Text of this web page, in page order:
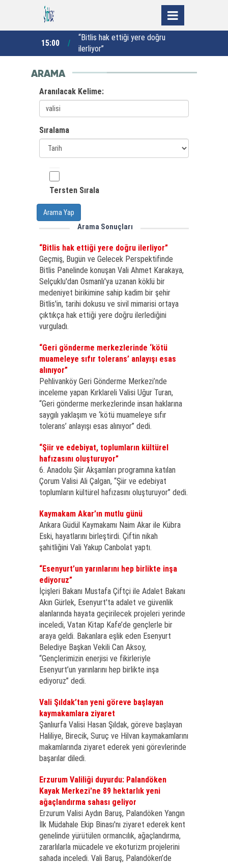
15:00
“Bitlis hak ettiği yere doğru
ilerliyor”
ARAMA
Aranılacak Kelime:
Sıralama
Tersten Sırala
Arama Yap
Arama Sonuçları
“Bitlis hak ettiği yere doğru ilerliyor”
Geçmiş, Bugün ve Gelecek Perspektifinde
Bitlis Panelinde konuşan Vali Ahmet Karakaya,
Selçuklu'dan Osmanlı'ya uzanan köklü bir
medeniyet birikimine sahip kadim bir şehir
Bitlis'in, tarihi dokusu ve sivil mimarisi ortaya
çıktıkça hak ettiği yere doğru ilerlediğini
vurguladı.
“Geri gönderme merkezlerinde ‘kötü
muameleye sıfır tolerans’ anlayışı esas
alınıyor”
Pehlivanköy Geri Gönderme Merkezi’nde
inceleme yapan Kırklareli Valisi Uğur Turan,
“Geri gönderme merkezlerinde insan haklarına
saygılı yaklaşım ve ‘kötü muameleye sıfır
tolerans’ anlayışı esas alınıyor” dedi.
“Şiir ve edebiyat, toplumların kültürel
hafızasını oluşturuyor”
6. Anadolu Şiir Akşamları programına katılan
Çorum Valisi Ali Çalgan, “Şiir ve edebiyat
toplumların kültürel hafızasını oluşturuyor” dedi.
Kaymakam Akar’ın mutlu günü
Ankara Güdül Kaymakamı Naim Akar ile Kübra
Eski, hayatlarını birleştirdi. Çiftin nikah
şahitliğini Vali Yakup Canbolat yaptı.
“Esenyurt’un yarınlarını hep birlikte inşa
ediyoruz”
İçişleri Bakanı Mustafa Çiftçi ile Adalet Bakanı
Akın Gürlek, Esenyurt'ta adalet ve güvenlik
alanlarında hayata geçirilecek projeleri yerinde
inceledi, Vatan Kitap Kafe’de gençlerle bir
araya geldi. Bakanlara eşlik eden Esenyurt
Belediye Başkan Vekili Can Aksoy,
“Gençlerimizin enerjisi ve fikirleriyle
Esenyurt’un yarınlarını hep birlikte inşa
ediyoruz” dedi.
Vali Şıldak’tan yeni göreve başlayan
kaymakamlara ziyaret
Şanlıurfa Valisi Hasan Şıldak, göreve başlayan
Haliliye, Birecik, Suruç ve Hilvan kaymakamlarını
makamlarında ziyaret ederek yeni görevlerinde
başarılar diledi.
Erzurum Valiliği duyurdu: Palandöken
Kayak Merkezi'ne 89 hektarlık yeni
ağaçlandırma sahası geliyor
Erzurum Valisi Aydın Baruş, Palandöken Yangın
İlk Müdahale Ekip Binası'nı ziyaret ederek kent
genelinde yürütülen ormancılık, ağaçlandırma,
zararlılarla mücadele ve ekoturizm projelerini
sahada inceledi. Vali Baruş, Palandöken’de